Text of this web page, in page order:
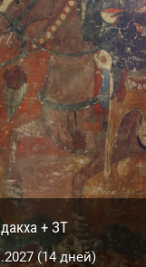
Гималаи
(10 дней)
+ ЗТ
(14 дней)